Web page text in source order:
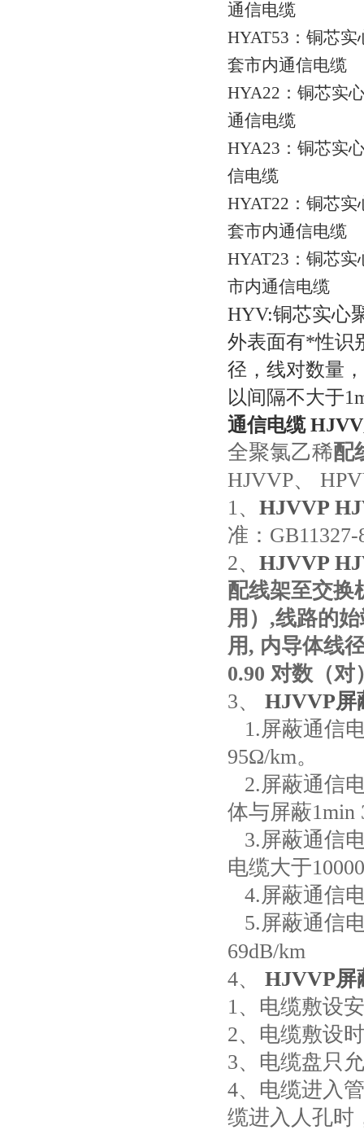
通信电缆
HYAT53：铜芯
套市内通信电缆
HYA22：铜芯实
通信电缆
HYA23：铜芯实
信电缆
HYAT22：铜芯
套市内通信电缆
HYAT23：铜芯
市内通信电缆
HYV:铜芯实心
外表面有*性识
径，线对数量
以间隔不大于
通信电缆
全聚氯乙稀配
HJVVP、
1、 HJVVP
准： GB11327-
2、 HJVVP
配线架至交换
用） ,线路的
用, 内导体线
0.90 对数（对
3、
HJVVP屏
1.屏蔽通信
95Ω/km。
2.屏蔽通信
体与屏蔽1min
3.屏蔽通信
电缆大于
4.屏蔽通信
5.屏蔽通信
69dB/km
4、
HJVVP屏
1、电缆敷设
2、电缆敷设时
3、电缆盘只
4、电缆进入
缆进入人孔时